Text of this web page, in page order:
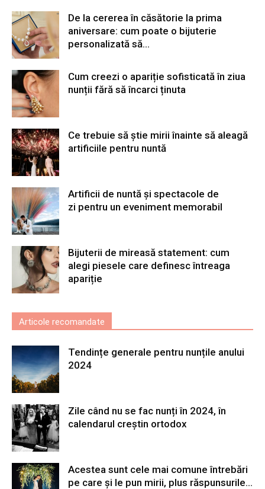
De la cererea în căsătorie la prima
aniversare: cum poate o bijuterie
personalizată să...
Cum creezi o apariție sofisticată în ziua
nunții fără să încarci ținuta
Ce trebuie să știe mirii înainte să aleagă
artificiile pentru nuntă
Artificii de nuntă și spectacole de
zi pentru un eveniment memorabil
Bijuterii de mireasă statement: cum
alegi piesele care definesc întreaga
apariție
Articole recomandate
Tendințe generale pentru nunțile anului
2024
Zile când nu se fac nunți în 2024, în
calendarul creștin ortodox
Acestea sunt cele mai comune întrebări
pe care și le pun mirii, plus răspunsurile...